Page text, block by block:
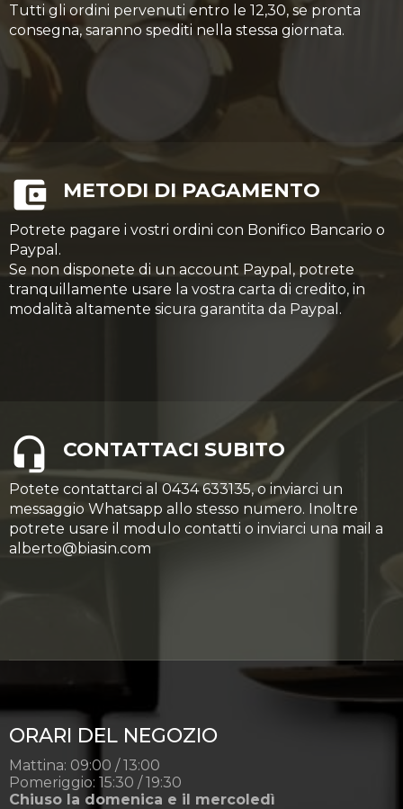
Tutti gli ordini pervenuti entro le 12,30, se pronta
consegna, saranno spediti nella stessa giornata.
METODI DI PAGAMENTO
Potrete pagare i vostri ordini con Bonifico Bancario o
Paypal.
Se non disponete di un account Paypal, potrete
tranquillamente usare la vostra carta di credito, in
modalità altamente sicura garantita da Paypal.
CONTATTACI SUBITO
Potete contattarci al 0434 633135, o inviarci un
messaggio Whatsapp allo stesso numero. Inoltre
potrete usare il modulo contatti o inviarci una mail a
alberto@biasin.com
ORARI DEL NEGOZIO
Mattina: 09:00 / 13:00
Pomeriggio: 15:30 / 19:30
Chiuso la domenica e il mercoledì